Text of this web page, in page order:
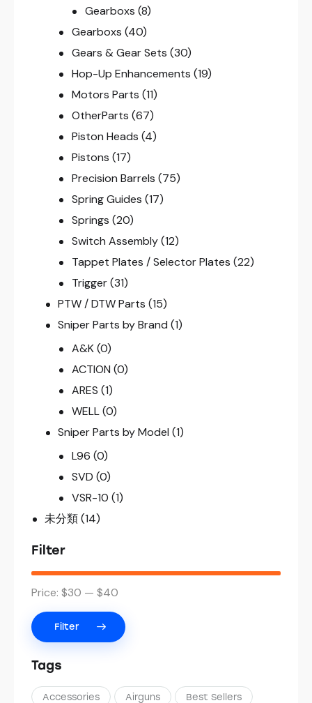
Gearboxs (8)
Gearboxs (40)
Gears & Gear Sets (30)
Hop-Up Enhancements (19)
Motors Parts (11)
OtherParts (67)
Piston Heads (4)
Pistons (17)
Precision Barrels (75)
Spring Guides (17)
Springs (20)
Switch Assembly (12)
Tappet Plates / Selector Plates (22)
Trigger (31)
PTW / DTW Parts (15)
Sniper Parts by Brand (1)
A&K (0)
ACTION (0)
ARES (1)
WELL (0)
Sniper Parts by Model (1)
L96 (0)
SVD (0)
VSR-10 (1)
未分類(14)
Filter
Filter
Price: $30 — $40
Tags
Accessories Airguns Best Sellers